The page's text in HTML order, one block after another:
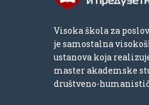
Visoka škola za
je samostalna
ustanova koja
master akademske
društveno-